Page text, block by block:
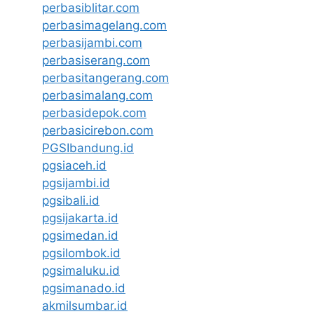
perbasiblitar.com
perbasimagelang.com
perbasijambi.com
perbasiserang.com
perbasitangerang.com
perbasimalang.com
perbasidepok.com
perbasicirebon.com
PGSIbandung.id
pgsiaceh.id
pgsijambi.id
pgsibali.id
pgsijakarta.id
pgsimedan.id
pgsilombok.id
pgsimaluku.id
pgsimanado.id
akmilsumbar.id